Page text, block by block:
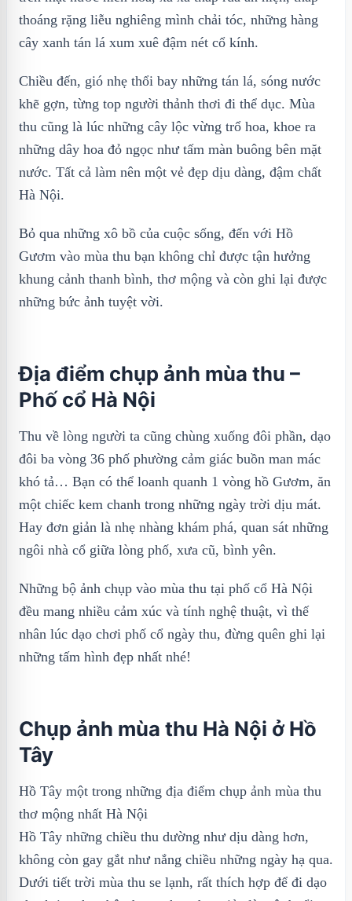
thoáng rặng liễu nghiêng mình chải tóc, những hàng
cây xanh tán lá xum xuê đậm nét cổ kính.
Chiều đến, gió nhẹ thổi bay những tán lá, sóng nước
khẽ gợn, từng top người thảnh thơi đi thể dục. Mùa
thu cũng là lúc những cây lộc vừng trổ hoa, khoe ra
những dây hoa đỏ ngọc như tấm màn buông bên mặt
nước. Tất cả làm nên một vẻ đẹp dịu dàng, đậm chất
Hà Nội.
Bỏ qua những xô bồ của cuộc sống, đến với Hồ
Gươm vào mùa thu bạn không chỉ được tận hưởng
khung cảnh thanh bình, thơ mộng và còn ghi lại được
những bức ảnh tuyệt vời.
Địa điểm chụp ảnh mùa thu –
Phố cổ Hà Nội
Thu về lòng người ta cũng chùng xuống đôi phần, dạo
đôi ba vòng 36 phố phường cảm giác buồn man mác
khó tả… Bạn có thể loanh quanh 1 vòng hồ Gươm, ăn
một chiếc kem chanh trong những ngày trời dịu mát.
Hay đơn giản là nhẹ nhàng khám phá, quan sát những
ngôi nhà cổ giữa lòng phố, xưa cũ, bình yên.
Những bộ ảnh chụp vào mùa thu tại phố cổ Hà Nội
đều mang nhiều cảm xúc và tính nghệ thuật, vì thế
nhân lúc dạo chơi phố cổ ngày thu, đừng quên ghi lại
những tấm hình đẹp nhất nhé!
Chụp ảnh mùa thu Hà Nội ở Hồ
Tây
Hồ Tây một trong những địa điểm chụp ảnh mùa thu
thơ mộng nhất Hà Nội
Hồ Tây những chiều thu dường như dịu dàng hơn,
không còn gay gắt như nắng chiều những ngày hạ qua.
Dưới tiết trời mùa thu se lạnh, rất thích hợp để đi dạo